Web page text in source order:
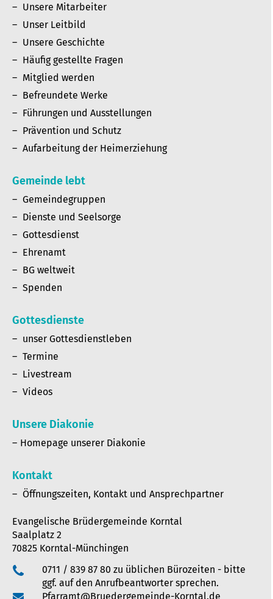
Unsere Mitarbeiter
Unser Leitbild
Unsere Geschichte
Häufig gestellte Fragen
Mitglied werden
Befreundete Werke
Führungen und Ausstellungen
Prävention und Schutz
Aufarbeitung der Heimerziehung
Gemeinde lebt
Gemeindegruppen
Dienste und Seelsorge
Gottesdienst
Ehrenamt
BG weltweit
Spenden
Gottesdienste
unser Gottesdienstleben
Termine
Livestream
Videos
Unsere Diakonie
Homepage unserer Diakonie
Kontakt
Öffnungszeiten, Kontakt und Ansprechpartner
Evangelische Brüdergemeinde Korntal
Saalplatz 2
70825 Korntal-Münchingen
0711 / 839 87 80 zu üblichen Bürozeiten - bitte
ggf. auf den Anrufbeantworter sprechen.
Pfarramt@Bruedergemeinde-Korntal.de